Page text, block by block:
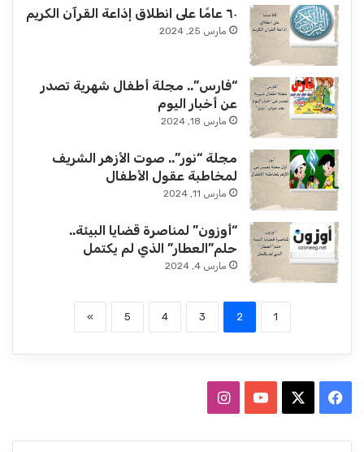
٦٠ عامًا على انطلاق إذاعة القرآن الكريم
مارس 25, 2024
“فارس”.. مجلة أطفال شهرية تصدر
عن أخبار اليوم
مارس 18, 2024
مجلة “نور”.. صوت الأزهر الشريف
لمخاطبة عقول الأطفال
مارس 11, 2024
“أوزون” لمناصرة قضايا البيئة..
حلم”العطار” الذي لم يكتمل
مارس 4, 2024
1
2
3
4
5
»
فيسبوك ‫YouTube